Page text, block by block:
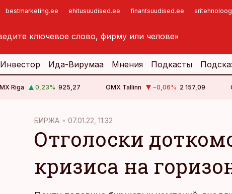
bestmarketing.ee ehitusuudised.ee finantsuudised.ee
Инвестор Ида-Вирумаа Мнения Подкасты
Riga 0,23% 925,27 OMX Tallinn −0,06% 2 157,09
БИРЖА 07.01.22, 11:32
Отголоски
кризиса на